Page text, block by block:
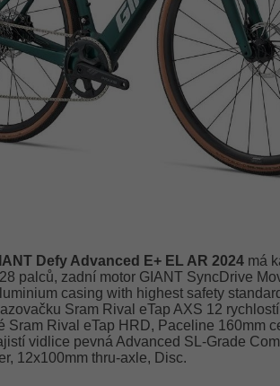
Defy Advanced E+ EL AR 2024má
palců, zadní motor GIANT SyncDrive
casing with highest safety
Sram Rival eTap AXS 12
Sram Rival eTap HRD, Paceline 160mm
vidlice pevná Advanced SL-Grade
12x100mm thru-axle, Disc.